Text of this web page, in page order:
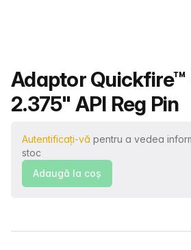
Nume produs
Adaptor Quickfire™
2.375" API Reg Pin
Autentificați-vă pentru a vedea
stoc
Adaugă la coş